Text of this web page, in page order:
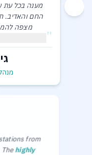
מענה בכל עת
החם והאדיב.
מצפה
גיא
"
from
Thehighly